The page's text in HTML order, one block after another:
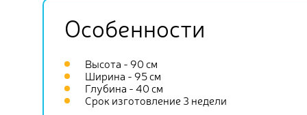
Особенности
Высота - 90 см
Ширина - 95 см
Глубина - 40 см
Срок изготовление 3 недели